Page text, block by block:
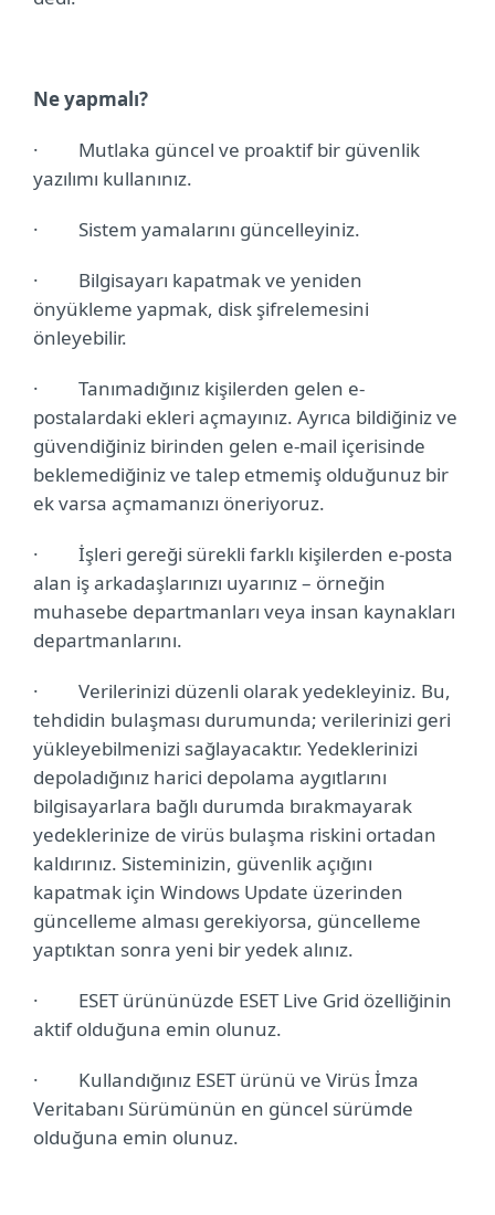
Ne yapmalı?
·
Mutlaka güncel ve proaktif bir güvenlik
yazılımı kullanınız.
·
Sistem yamalarını güncelleyiniz.
·
Bilgisayarı kapatmak ve yeniden
önyükleme yapmak, disk şifrelemesini
önleyebilir.
·
Tanımadığınız kişilerden gelen e-
postalardaki ekleri açmayınız. Ayrıca bildiğiniz ve
güvendiğiniz birinden gelen e-mail içerisinde
beklemediğiniz ve talep etmemiş olduğunuz bir
ek varsa açmamanızı öneriyoruz.
·
İşleri gereği sürekli farklı kişilerden e-posta
alan iş arkadaşlarınızı uyarınız – örneğin
muhasebe departmanları veya insan kaynakları
departmanlarını.
·
Verilerinizi düzenli olarak yedekleyiniz. Bu,
tehdidin bulaşması durumunda; verilerinizi geri
yükleyebilmenizi sağlayacaktır. Yedeklerinizi
depoladığınız harici depolama aygıtlarını
bilgisayarlara bağlı durumda bırakmayarak
yedeklerinize de virüs bulaşma riskini ortadan
kaldırınız. Sisteminizin, güvenlik açığını
kapatmak için Windows Update üzerinden
güncelleme alması gerekiyorsa, güncelleme
yaptıktan sonra yeni bir yedek alınız.
·
ESET ürününüzde ESET Live Grid özelliğinin
aktif olduğuna emin olunuz.
·
Kullandığınız ESET ürünü ve Virüs İmza
Veritabanı Sürümünün en güncel sürümde
olduğuna emin olunuz.